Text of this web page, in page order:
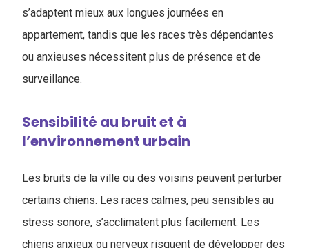
s’adaptent mieux aux longues journées en
appartement, tandis que les races très dépendantes
ou anxieuses nécessitent plus de présence et de
surveillance.
Sensibilité au bruit et à
l’environnement urbain
Les bruits de la ville ou des voisins peuvent perturber
certains chiens. Les races calmes, peu sensibles au
stress sonore, s’acclimatent plus facilement. Les
chiens anxieux ou nerveux risquent de développer des